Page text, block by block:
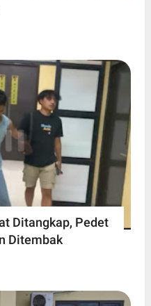
Ditangkap, Pedet
Ditembak